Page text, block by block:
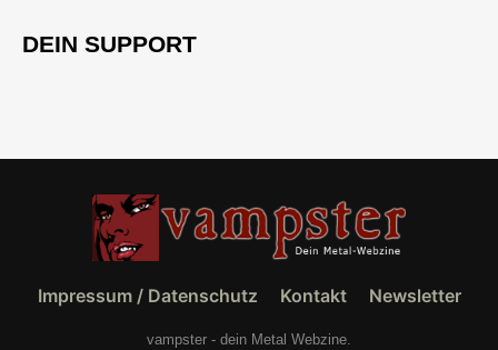
DEIN SUPPORT
Impressum / Datenschutz Kontakt Newsletter
vampster - dein Metal Webzine.